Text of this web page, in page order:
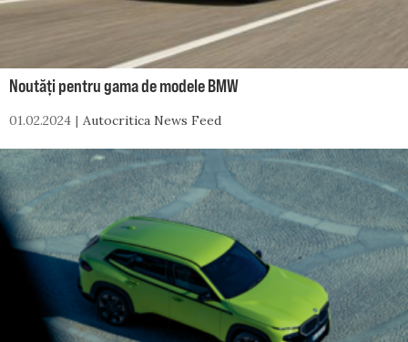
Noutăți pentru gama de modele BMW
01.02.2024 Autocritica News Feed